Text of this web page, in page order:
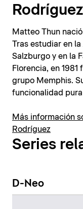
Rodríguez
Matteo Thun
Tras estudiar en
Salzburgo y en la
Florencia, en
grupo Memphis.
funcionalidad
Más información
Rodríguez
Series
D-Neo